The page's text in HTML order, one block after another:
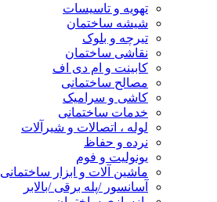
تهویه و تاسیسات
شیشه ساختمان
تیرچه و بلوک
نقاشی ساختمان
کابینت و ام دی اف
مصالح ساختمانی
کاشی و سرامیک
خدمات ساختمانی
لوله ، اتصالات و شیرآلات
نرده و حفاظ
یونولیت و فوم
ماشین آلات و ابزار ساختمانی
آسانسور /پله برقی /بالابر